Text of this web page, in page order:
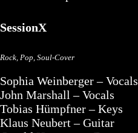
SessionX
Rock, Pop, Soul-Cover
Sophia Weinberger – Vocals
John Marshall – Vocals
Tobias Hümpfner – Keys
Klaus Neubert – Guitar